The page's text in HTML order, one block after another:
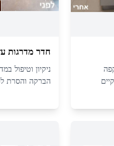
חדר מדרגות
ניקיון וטיפול
הברקה והסרת